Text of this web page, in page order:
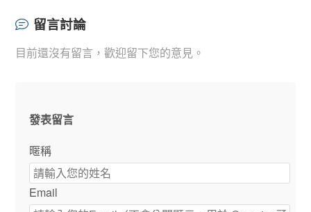
留言討論
目前還沒有留言，歡迎留下您的意見。
發表留言
暱稱
Email